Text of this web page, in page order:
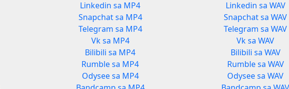
Linkedin sa MP4
Snapchat sa MP4
Telegram sa MP4
Vk sa MP4
Bilibili sa MP4
Rumble sa MP4
Odysee sa MP4
Linkedin sa WAV
Snapchat sa WAV
Telegram sa WAV
Vk sa WAV
Bilibili sa WAV
Rumble sa WAV
Odysee sa WAV